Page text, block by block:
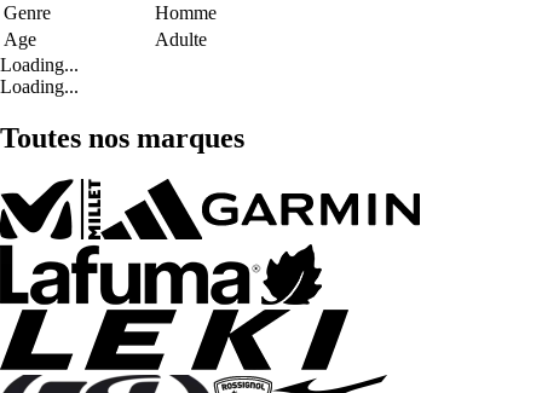
Genre
Homme
Age
Adulte
Loading...
Loading...
Toutes nos marques